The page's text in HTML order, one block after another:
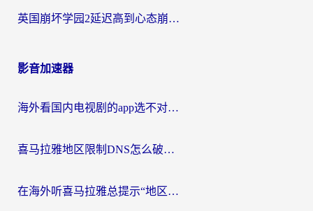
英国崩坏学园2延迟高到心态崩？海外党国服游戏加速终极指南
影音加速器
海外看国内电视剧的app选不对？这份回国加速器避坑指南帮你流畅追剧
喜马拉雅地区限制DNS怎么破？海外党听国内音乐听书的终极解决方案
在海外听喜马拉雅总提示“地区限制”？3步轻松解除+听国内音乐全攻略